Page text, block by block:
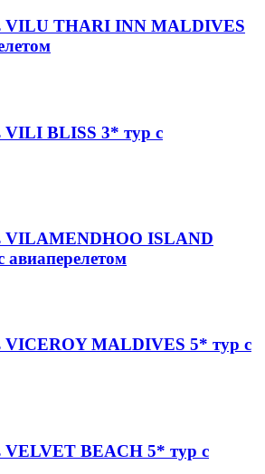
VILU THARI INN MALDIVES
BLISS 3* тур с
VILAMENDHOO ISLAND
авиаперелетом
MALDIVES 5* тур с
BEACH 5* тур с